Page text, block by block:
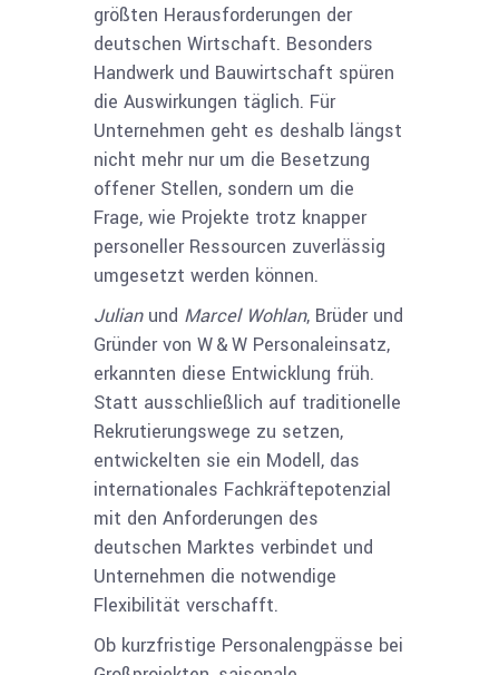
größten Herausforderungen der
deutschen Wirtschaft. Besonders
Handwerk und Bauwirtschaft spüren
die Auswirkungen täglich. Für
Unternehmen geht es deshalb längst
nicht mehr nur um die Besetzung
offener Stellen, sondern um die
Frage, wie Projekte trotz knapper
personeller Ressourcen zuverlässig
umgesetzt werden können.
Julianund Marcel Wohlan, Brüder und
Gründer von W & W Personaleinsatz,
erkannten diese Entwicklung früh.
Statt ausschließlich auf traditionelle
Rekrutierungswege zu setzen,
entwickelten sie ein Modell, das
internationales Fachkräftepotenzial
mit den Anforderungen des
deutschen Marktes verbindet und
Unternehmen die notwendige
Flexibilität verschafft.
Ob kurzfristige Personalengpässe bei